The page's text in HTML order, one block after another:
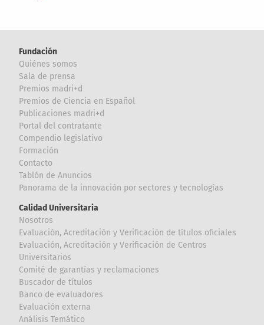
Fundación
Quiénes somos
Sala de prensa
Premios madri+d
Premios de Ciencia en Español
Publicaciones madri+d
Portal del contratante
Compendio legislativo
Formación
Contacto
Tablón de Anuncios
Panorama de la innovación por sectores y tecnologías
Calidad Universitaria
Nosotros
Evaluación, Acreditación y Verificación de títulos oficiales
Evaluación, Acreditación y Verificación de Centros
Universitarios
Comité de garantías y reclamaciones
Buscador de títulos
Banco de evaluadores
Evaluación externa
Análisis Temático